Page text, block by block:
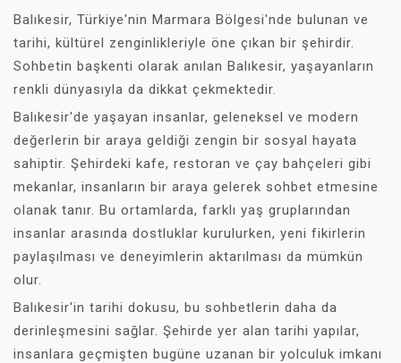
Balıkesir, Türkiye'nin Marmara Bölgesi'nde bulunan ve
tarihi, kültürel zenginlikleriyle öne çıkan bir şehirdir.
Sohbetin başkenti olarak anılan Balıkesir, yaşayanların
renkli dünyasıyla da dikkat çekmektedir.
Balıkesir'de yaşayan insanlar, geleneksel ve modern
değerlerin bir araya geldiği zengin bir sosyal hayata
sahiptir. Şehirdeki kafe, restoran ve çay bahçeleri gibi
mekanlar, insanların bir araya gelerek sohbet etmesine
olanak tanır. Bu ortamlarda, farklı yaş gruplarından
insanlar arasında dostluklar kurulurken, yeni fikirlerin
paylaşılması ve deneyimlerin aktarılması da mümkün
olur.
Balıkesir'in tarihi dokusu, bu sohbetlerin daha da
derinleşmesini sağlar. Şehirde yer alan tarihi yapılar,
insanlara geçmişten bugüne uzanan bir yolculuk imkanı